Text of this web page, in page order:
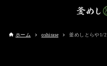
ホーム oshirase 釜めしとらや1/